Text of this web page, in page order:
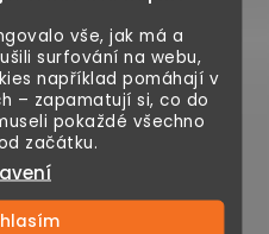
vše, jak má a
surfování na webu,
například pomáhají v
– zapamatují si, co do
pokaždé všechno
začátku.